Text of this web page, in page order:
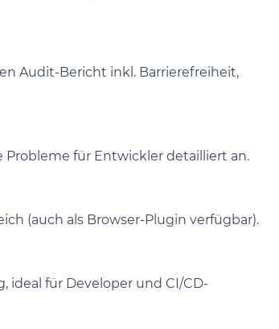
Audit-Bericht inkl. Barrierefreiheit,
für Entwickler detailliert an.
(auch als Browser-Plugin verfügbar).
ideal für Developer und CI/CD-